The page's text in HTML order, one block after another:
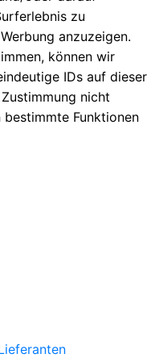
zu
anzuzeigen.
können wir
IDs auf dieser
nicht
Funktionen